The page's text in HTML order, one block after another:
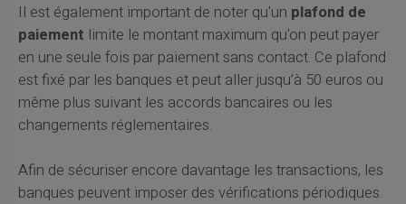
Il est également important de noter qu'un plafond de
paiement limite le montant maximum qu'on peut payer
en une seule fois par paiement sans contact. Ce plafond
est fixé par les banques et peut aller jusqu’à 50 euros ou
même plus suivant les accords bancaires ou les
changements réglementaires.
Afin de sécuriser encore davantage les transactions, les
banques peuvent imposer des vérifications périodiques.